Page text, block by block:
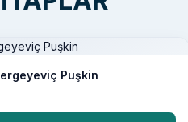
Puşkin